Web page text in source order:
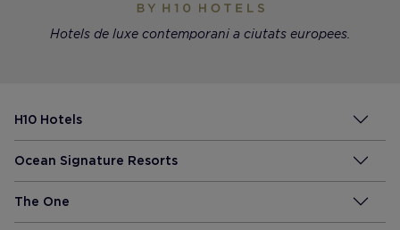
Hotels de luxe contemporani a ciutats europees.
H10 Hotels
Ocean Signature Resorts
The One